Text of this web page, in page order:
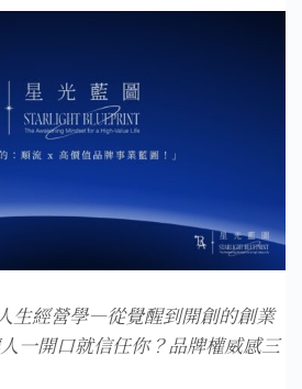
生經營學—從覺醒到開創的創業
一開口就信任你？品牌權威感三